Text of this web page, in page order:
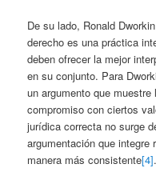
De su lado, Ronald
derecho es una práctica
deben ofrecer la mejor
en su conjunto. Para
un argumento que
compromiso con ciertos
jurídica correcta no surge
argumentación que
manera más consistente[4].